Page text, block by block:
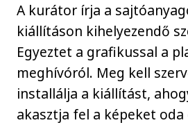
A kurátor írja a
kiállításon kihelyezendő
Egyeztet a grafikussal a
meghívóról. Meg kell
installálja a kiállítást,
akasztja fel a képeket oda